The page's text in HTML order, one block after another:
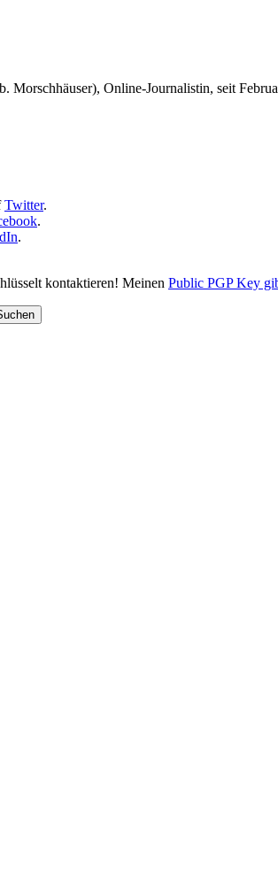
Morschhäuser), Online-Journalistin, seit
Twitter.
.
.
kontaktieren! Meinen Public PGP Key